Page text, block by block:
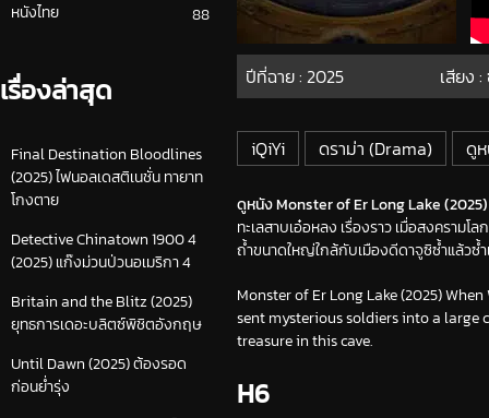
หนังไทย
88
เรื่องล่าสุด
Final Destination Bloodlines
(2025) ไฟนอลเดสติเนชั่น ทายาท
โกงตาย
Detective Chinatown 1900 4
(2025) แก๊งม่วนป่วนอเมริกา 4
Britain and the Blitz (2025)
ยุทธการเดอะบลิตซ์พิชิตอังกฤษ
Until Dawn (2025) ต้องรอด
ก่อนย่ำรุ่ง
ปีที่ฉาย : 2025 เสียง
iQiYi ดราม่า (Drama) ดู
ดูหนัง Monster of Er Long Lake
ทะเลสาบเอ๋อหลง เรื่องราว เมื่อสงคราม
ถ้ำขนาดใหญ่ใกล้กับเมืองดีดาจูซิซ้ำแล้วซ้
Monster of Er Long Lake (2025)
sent mysterious soldiers into a large
treasure in this cave.
H6